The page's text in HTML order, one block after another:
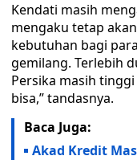
Kendati masih
mengaku tetap
kebutuhan bagi
gemilang. Terlebih
Persika masih
bisa,” tandasnya.
Baca Juga:
Akad Kredit